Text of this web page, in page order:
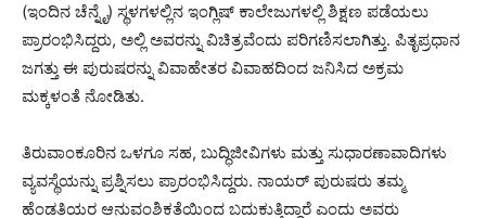
(ಇಂದಿನ ಚೆನ್ನೈ) ಸ್ಥಳಗಳಲ್ಲಿನ ಇಂಗ್ಲಿಷ್ ಕಾಲೇಜುಗಳಲ್ಲಿ ಶಿಕ್ಷಣ ಪಡೆಯಲು
ಪ್ರಾರಂಭಿಸಿದ್ದರು, ಅಲ್ಲಿ ಅವರನ್ನು ವಿಚಿತ್ರವೆಂದು ಪರಿಗಣಿಸಲಾಗಿತ್ತು. ಪಿತೃಪ್ರಧಾನ
ಜಗತ್ತು ಈ ಪುರುಷರನ್ನು ವಿವಾಹೇತರ ವಿವಾಹದಿಂದ ಜನಿಸಿದ ಅಕ್ರಮ
ಮಕ್ಕಳಂತೆ ನೋಡಿತು.
ತಿರುವಾಂಕೂರಿನ ಒಳಗೂ ಸಹ, ಬುದ್ಧಿಜೀವಿಗಳು ಮತ್ತು ಸುಧಾರಣಾವಾದಿಗಳು
ವ್ಯವಸ್ಥೆಯನ್ನು ಪ್ರಶ್ನಿಸಲು ಪ್ರಾರಂಭಿಸಿದ್ದರು. ನಾಯರ್ ಪುರುಷರು ತಮ್ಮ
ಹೆಂಡತಿಯರ ಆನುವಂಶಿಕತೆಯಿಂದ ಬದುಕುತ್ತಿದ್ದಾರೆ ಎಂದು ಅವರು